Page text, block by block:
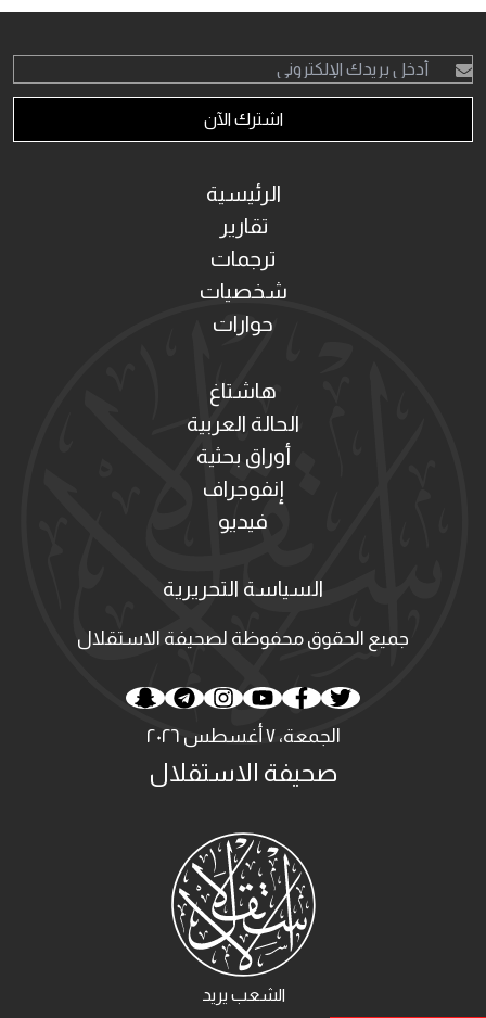
اشترك الآن
الرئيسية
تقارير
ترجمات
شخصيات
حوارات
هاشتاغ
الحالة العربية
أوراق بحثية
إنفوجراف
فيديو
السياسة التحريرية
جميع الحقوق محفوظة لصحيفة الاستقلال
الجمعة، ٧ أغسطس ٢٠٢٦
صحيفة الاستقلال
الشعب يريد